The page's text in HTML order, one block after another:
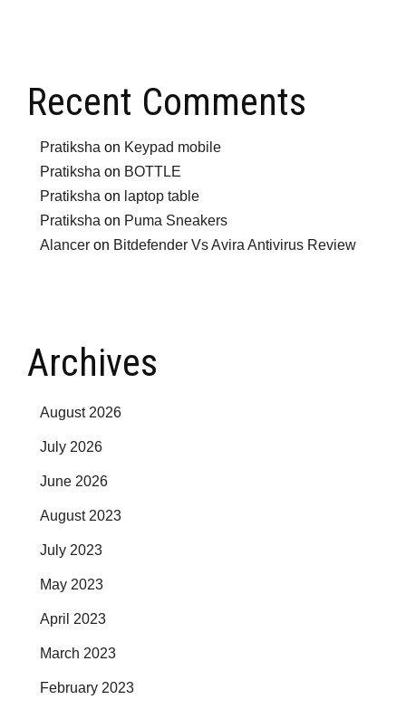
Recent Comments
Pratiksha on Keypad mobile
Pratiksha on BOTTLE
Pratiksha on laptop table
Pratiksha on Puma Sneakers
Alancer on Bitdefender Vs Avira Antivirus Review
Archives
August 2026
July 2026
June 2026
August 2023
July 2023
May 2023
April 2023
March 2023
February 2023